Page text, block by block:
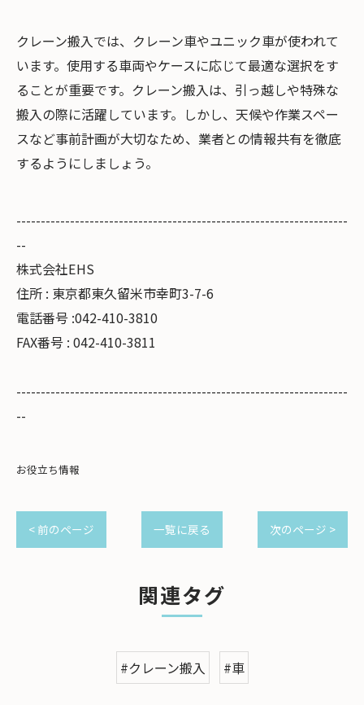
クレーン搬入では、クレーン車やユニック車が使われて
います。使用する車両やケースに応じて最適な選択をす
ることが重要です。クレーン搬入は、引っ越しや特殊な
搬入の際に活躍しています。しかし、天候や作業スペー
スなど事前計画が大切なため、業者との情報共有を徹底
するようにしましょう。
--------------------------------------------------------------------
--
株式会社EHS
住所 : 東京都東久留米市幸町3-7-6
電話番号 :042-410-3810
FAX番号 : 042-410-3811
--------------------------------------------------------------------
--
お役立ち情報
< 前のページ 一覧に戻る 次のページ >
関連タグ
#クレーン搬入 #車